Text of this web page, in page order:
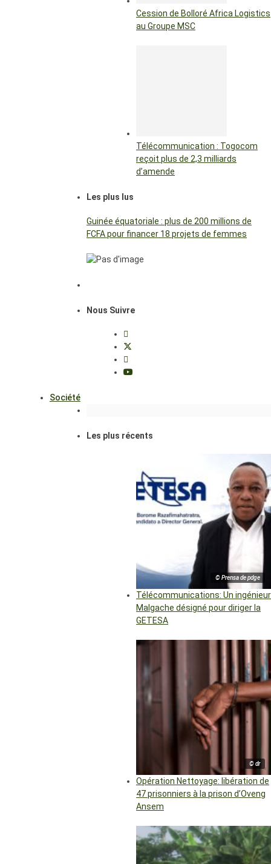
Cession de Bolloré Africa Logistics
au Groupe MSC
Télécommunication : Togocom
reçoit plus de 2,3 milliards
d’amende
Les plus lus
Guinée équatoriale : plus de 200 millions de
FCFA pour financer 18 projets de femmes
Nous Suivre
Société
Les plus récents
© Prensa de pdge
Télécommunications: Un ingénieur
Malgache désigné pour diriger la
GETESA
© dr
Opération Nettoyage: libération de
47 prisonniers à la prison d’Oveng
Ansem